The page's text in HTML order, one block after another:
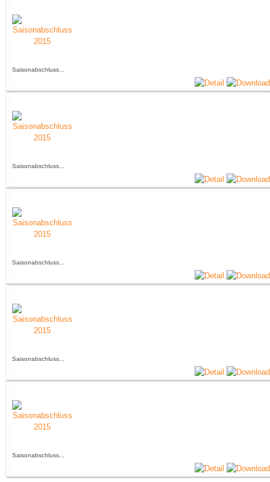
Saisonabschluss...
Saisonabschluss...
Saisonabschluss...
Saisonabschluss...
Saisonabschluss...